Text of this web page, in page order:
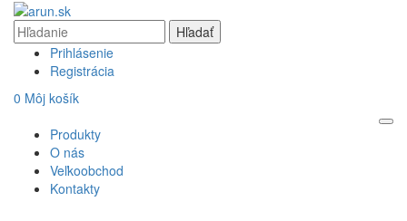
Prihlásenie
Registrácia
0 Môj košík
Produkty
O nás
Veľkoobchod
Kontakty